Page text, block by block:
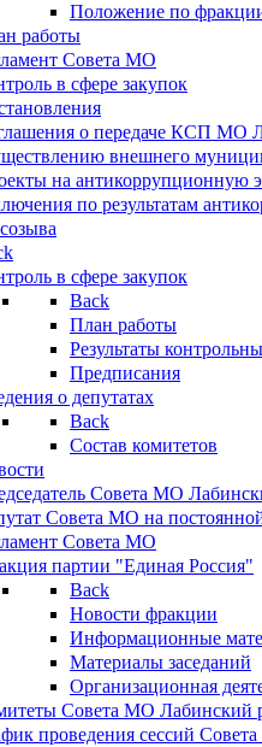
Положение по
работы
Совета МО
в сфере закупок
о передаче КСП МО
внешнего
на антикоррупционную
по результатам
в сфере закупок
Back
План работы
Результаты
Предписания
о депутатах
Back
Состав комитетов
Совета МО
Совета МО на
Совета МО
партии "Единая Россия"
Back
Новости фракции
Информационные
Материалы заседаний
Организационная
Совета МО Лабинский
проведения сессий